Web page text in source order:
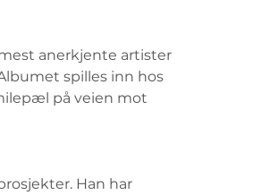
anerkjente artister
spilles inn hos
på veien mot
Han har